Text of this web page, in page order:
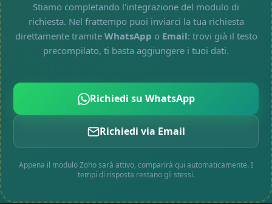
Stiamo completando l'integrazione del modulo di
richiesta. Nel frattempo puoi inviarci la tua richiesta
direttamente tramite WhatsApp o Email: trovi già il testo
precompilato, ti basta aggiungere i tuoi dati.
Richiedi su WhatsApp
Richiedi via Email
Appena il modulo Zoho sarà attivo, comparirà qui automaticamente. I
tempi di risposta restano gli stessi.